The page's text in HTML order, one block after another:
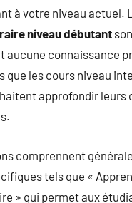
à votre niveau actuel.
niveau débutant
aucune connaissance
que les cours niveau
approfondir leurs
comprennent
tels que «
» qui permet aux